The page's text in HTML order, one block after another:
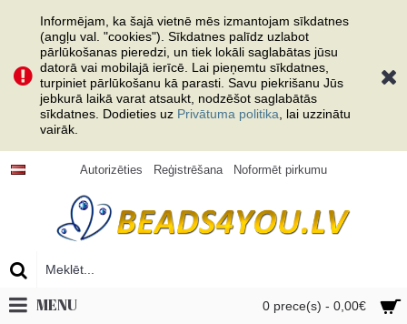
Informējam, ka šajā vietnē mēs izmantojam sīkdatnes
(angļu val. "cookies"). Sīkdatnes palīdz uzlabot
pārlūkošanas pieredzi, un tiek lokāli saglabātas jūsu
datorā vai mobilajā ierīcē. Lai pieņemtu sīkdatnes,
turpiniet pārlūkošanu kā parasti. Savu piekrišanu Jūs
jebkurā laikā varat atsaukt, nodzēšot saglabātās
sīkdatnes. Dodieties uz Privātuma politika , lai uzzinātu
vairāk.
Autorizēties Reģistrēšana Noformēt pirkumu
0 prece(s) - 0,00€
MENU